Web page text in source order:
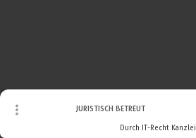
JURISTISCH BETREUT
Durch IT-Recht Kanzlei